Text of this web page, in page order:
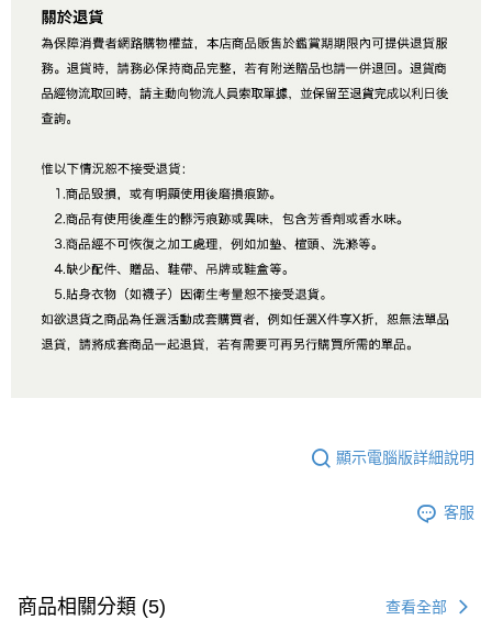
顯示電腦版詳細說明
客服
商品相關分類 (5) 查看全部